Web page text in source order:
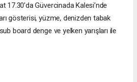
17.30’da Güvercinada Kalesi’nde
gösterisi, yüzme, denizden tabak
board denge ve yelken yarışları ile